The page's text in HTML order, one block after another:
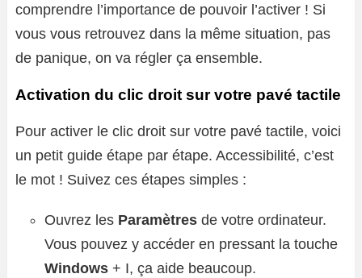
comprendre l’importance de pouvoir l’activer ! Si
vous vous retrouvez dans la même situation, pas
de panique, on va régler ça ensemble.
Activation du clic droit sur votre pavé tactile
Pour activer le clic droit sur votre pavé tactile, voici
un petit guide étape par étape. Accessibilité, c’est
le mot ! Suivez ces étapes simples :
Ouvrez les Paramètres de votre ordinateur.
Vous pouvez y accéder en pressant la touche
Windows + I, ça aide beaucoup.